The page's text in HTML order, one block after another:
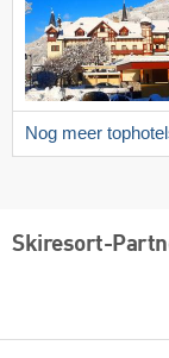
Nog meer
Skiresort-